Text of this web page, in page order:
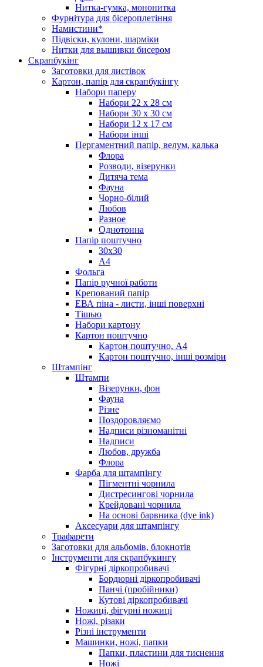
Нитка-гумка, мононитка
Фурнітура для бісероплетіння
Намистини*
Підвіски, кулони, шарміки
Нитки для вышивки бисером
Скрапбукінг
Заготовки для листівок
Картон, папір для скрапбукінгу
Набори паперу
Набори 22 х 28 см
Набори 30 х 30 см
Набори 12 х 17 см
Набори інші
Пергаментний папір, велум, калька
Флора
Розводи, візерунки
Дитяча тема
Фауна
Чорно-білий
Любов
Разное
Однотонна
Папір поштучно
30х30
А4
Фольга
Папір ручної работи
Крепований папір
ЕВА піна - листи, інші поверхні
Тішью
Набори картону
Картон поштучно
Картон поштучно, А4
Картон поштучно, інші розміри
Штампінг
Штампи
Візерунки, фон
Фауна
Різне
Поздоровляємо
Надписи різноманітні
Надписи
Любов, дружба
Флора
Фарба для штампінгу
Пігментні чорнила
Дистресингові чорнила
Крейдовані чорнила
На основі барвника (dye ink)
Аксесуари для штампінгу
Трафарети
Заготовки для альбомів, блокнотів
Інструменти для скрапбукингу
Фігурні діркопробивачі
Бордюрні діркопробивачі
Панчі (пробійники)
Кутові діркопробивачі
Ножиці, фігурні ножиці
Ножі, різаки
Різні інструменти
Машинки, ножі, папки
Папки, пластини для тиснення
Ножі